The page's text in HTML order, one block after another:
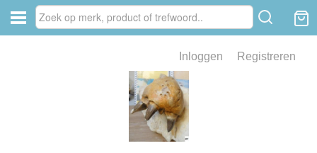
Inloggen Registreren
van fossielen en mineralen